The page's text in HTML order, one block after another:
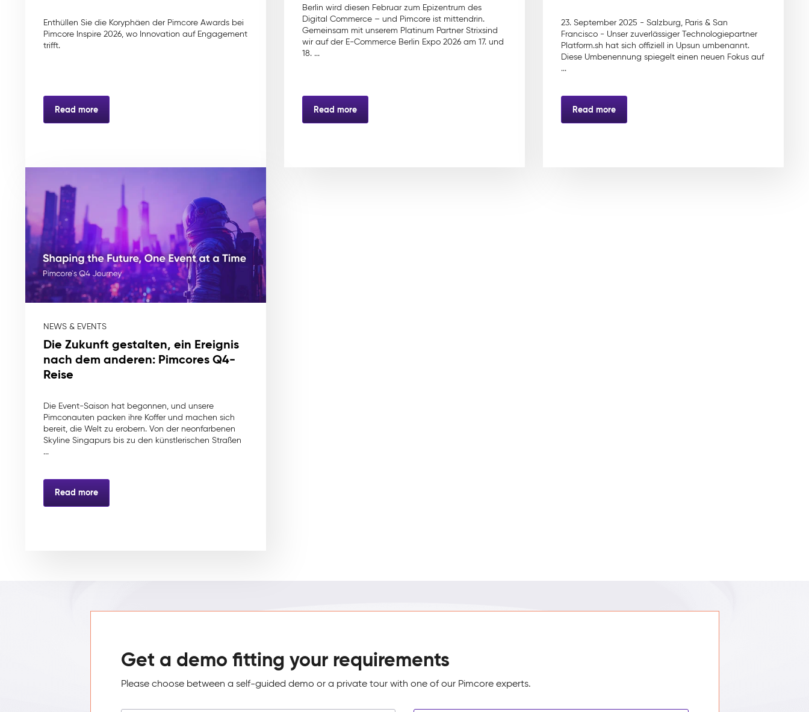
Enthüllen Sie die Koryphäen der Pimcore Awards bei
Pimcore Inspire 2026, wo Innovation auf Engagement
trifft.
Read more
Berlin wird diesen Februar zum Epizentrum des
Digital Commerce – und Pimcore ist mittendrin.
Gemeinsam mit unserem Platinum Partner Strixsind
wir auf der E-Commerce Berlin Expo 2026 am 17. und
18. ...
Read more
23. September 2025 - Salzburg, Paris & San
Francisco - Unser zuverlässiger Technologiepartner
Platform.sh hat sich offiziell in Upsun umbenannt.
Diese Umbenennung spiegelt einen neuen Fokus auf
...
Read more
NEWS & EVENTS
Die Zukunft gestalten, ein Ereignis
nach dem anderen: Pimcores Q4-
Reise
Die Event-Saison hat begonnen, und unsere
Pimconauten packen ihre Koffer und machen sich
bereit, die Welt zu erobern. Von der neonfarbenen
Skyline Singapurs bis zu den künstlerischen Straßen
...
Read more
Get a demo fitting your requirements
Please choose between a self-guided demo or a private tour with one of our Pimcore experts.